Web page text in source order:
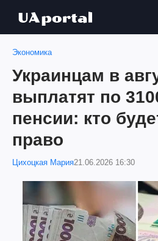
Экономика
Украинцам в
выплатят по
пенсии: кто
право
Цихоцкая Мария21.06.2026 16:30